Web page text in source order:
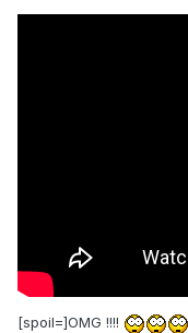
[spoil=]OMG !!!!